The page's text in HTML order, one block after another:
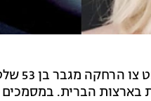
הזמרת
בארצות הברית.